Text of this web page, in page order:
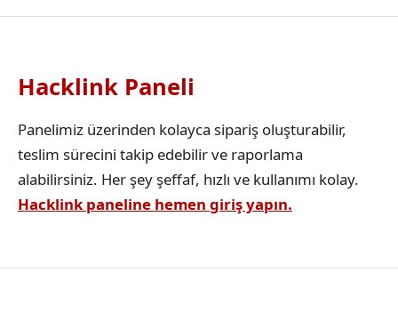
Hacklink Paneli
Panelimiz üzerinden kolayca sipariş oluşturabilir,
teslim sürecini takip edebilir ve raporlama
alabilirsiniz. Her şey şeffaf, hızlı ve kullanımı kolay.
Hacklink paneline hemen giriş yapın.